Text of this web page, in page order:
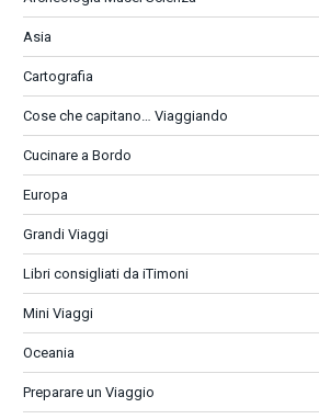
Asia
Cartografia
Cose che capitano… Viaggiando
Cucinare a Bordo
Europa
Grandi Viaggi
Libri consigliati da iTimoni
Mini Viaggi
Oceania
Preparare un Viaggio